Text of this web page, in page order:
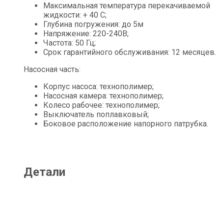
Максимальная температура перекачиваемой
жидкости: + 40 C;
Глубина погружения: до 5м
Напряжение: 220-240B;
Частота: 50 Гц;
Срок гарантийного обслуживания: 12 месяцев.
Насосная часть:
Корпус насоса: технополимер;
Насосная камера: технополимер;
Колесо рабочее: технополимер;
Выключатель поплавковый;
Боковое расположение напорного патрубка.
Детали